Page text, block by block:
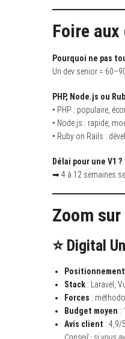
Foire
Pourquoi ne pas
Un dev senior =
PHP, Node.js ou
• PHP : populaire,
• Node.js : rapide,
• Ruby on Rails :
Délai pour une V1 ?
➡ 4 à 12 semaines
Zoom
⭐ Digital
Positionnement
Stack : Laravel,
Forces :
Budget moyen :
Avis client : 4,9/5